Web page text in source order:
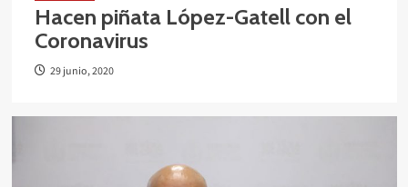
Hacen piñata López-Gatell con el
Coronavirus
29 junio, 2020